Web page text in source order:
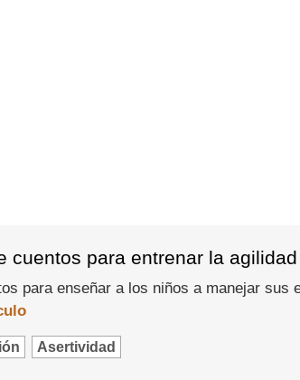
cuentos para entrenar la
para enseñar a los niños a manejar
Asertividad